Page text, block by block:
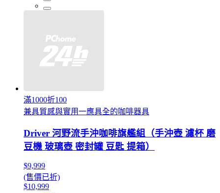
滿1000折100
兼具質感與實用一應具全的咖啡器具
Driver 河野流手沖咖啡旗艦組（手沖壺 濾杯 磨
豆機 玻璃壺 密封罐 豆匙 提箱）
$9,999
(售價已折)
$10,999